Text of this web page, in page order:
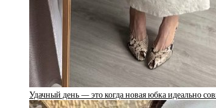
Удачный день — это когда новая юбка идеально